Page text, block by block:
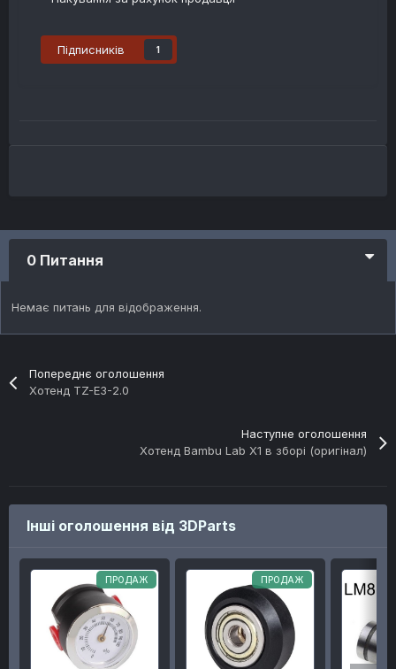
Підписників 1
0 Питання
Немає питань для відображення.
Попереднє оголошення
Хотенд TZ-E3-2.0
Наступне оголошення
Хотенд Bambu Lab X1 в зборі (оригінал)
Інші оголошення від 3DParts
ПРОДАЖ ПРОДАЖ